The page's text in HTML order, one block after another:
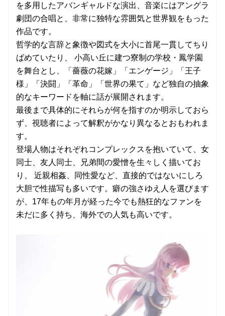
を多用したアバンギャルドな演出、音楽にはアングラ
劇団の合唱と、非常に独特な雰囲気と世界観をもった
作品です。
哲学的な言辞と象徴や図式を大小に首尾一貫してちり
ばめていたり、 小高い丘に建つ寮制の学校・鳳学園
を舞台とし、「薔薇の花嫁」「エンゲージ」「王子
様」「決闘」「革命」「世界の果て」など独自の抽象
的なキーワードを軸に話が展開されます。
最後まで具体的にそれらが何を指すのか明示しておら
ず、視聴者によって解釈がかなり異なるとおもわれま
す。
登場人物はそれぞれコンプレックスを抱いていて、女
同士、友人同士、兄弟間の愛憎を生々しく描いてお
り、 近親相姦、同性愛など、直接的ではないにしろ
大胆で性描写も多いです。癖の強さゆえ人を選びます
が、17年もの年月が経った今でも熱狂的なファンを
未だに多く持ち、海外での人気も高いです。